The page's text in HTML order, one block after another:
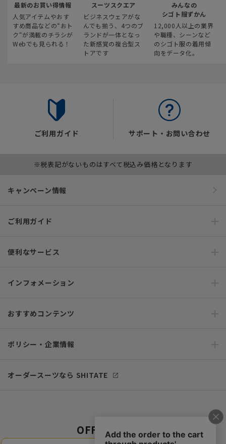
最新のお買い得情報
人気アイテムやおす
すめ商品などの“おト
ク“が満載のチラシが
Webでも見られる！
スーツスクエア
ビジネスウェアがな
んでも揃う、4つのブ
ランドが一体となっ
た新感覚の複合型ス
トアです
みんなの
シゴト服ずかん
12,000人以上の業界
や職種、シーンなど
のシゴト服の着用傾
向をデータ化。
ご利用ガイド サポート・お問い合わせ
※税表記がないものはすべて税込み価格となります
キャンペーン情報
ご利用ガイド
便利なサービス
インフォメーション
おすすめコンテンツ
ポリシー・企業情報
オーダースーツなら SHITATE
OFFICIAL SNS